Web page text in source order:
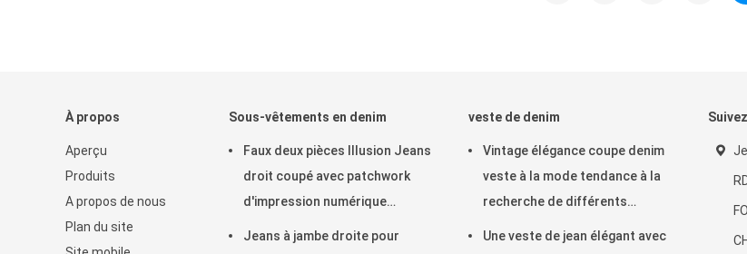
À propos
Aperçu
Produits
A propos de nous
Plan du site
Sous-vêtements en denim
Faux deux pièces Illusion Jeans
droit coupé avec patchwork
d'impression numérique
Jeans à jambe droite pour
veste de denim
Vintage élégance coupe denim
veste à la mode tendance à la
recherche de différents
Une veste de jean élégant avec